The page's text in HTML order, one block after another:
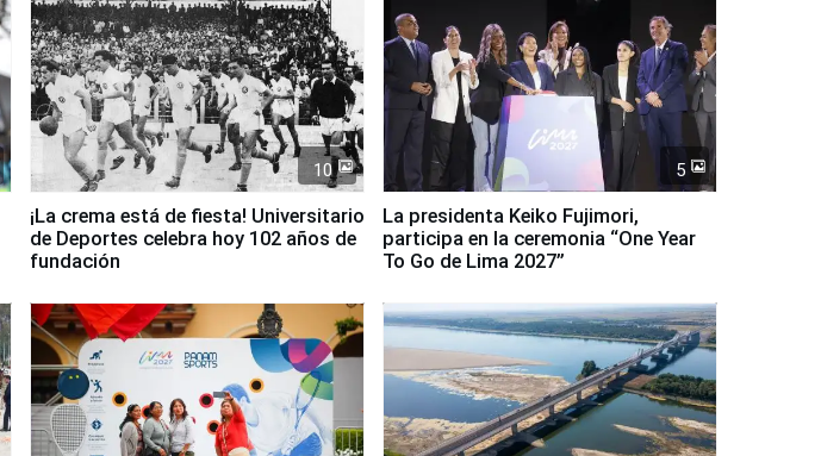
10
¡La crema está de fiesta! Universitario
de Deportes celebra hoy 102 años de
fundación
5
La presidenta Keiko Fujimori,
participa en la ceremonia “One Year
To Go de Lima 2027”